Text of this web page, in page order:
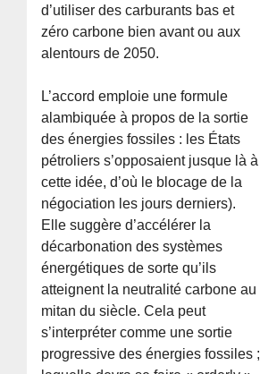
d’utiliser des carburants bas et
zéro carbone bien avant ou aux
alentours de 2050.
L’accord emploie une formule
alambiquée à propos de la sortie
des énergies fossiles : les États
pétroliers s’opposaient jusque là à
cette idée, d’où le blocage de la
négociation les jours derniers).
Elle suggère d’accélérer la
décarbonation des systèmes
énergétiques de sorte qu’ils
atteignent la neutralité carbone au
mitan du siècle. Cela peut
s’interpréter comme une sortie
progressive des énergies fossiles ;